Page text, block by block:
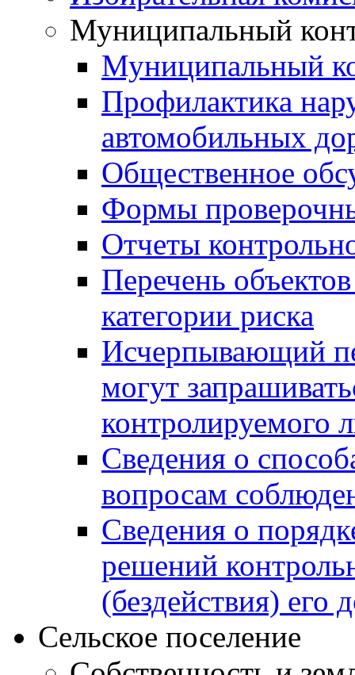
Муниципальный
Муниципальный
Профилактика
автомобильных
Общественное
Формы
Отчеты
Перечень
категории риска
Исчерпывающий
могут
контролируемого
Сведения о
вопросам
Сведения о
решений
(бездействия) его
Сельское поселение